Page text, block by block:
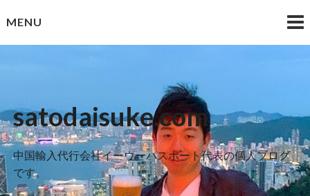
toMENU
satodaisuke.com
中国輸入代行会社イーウーパスポート代表の個人ブログ
です。